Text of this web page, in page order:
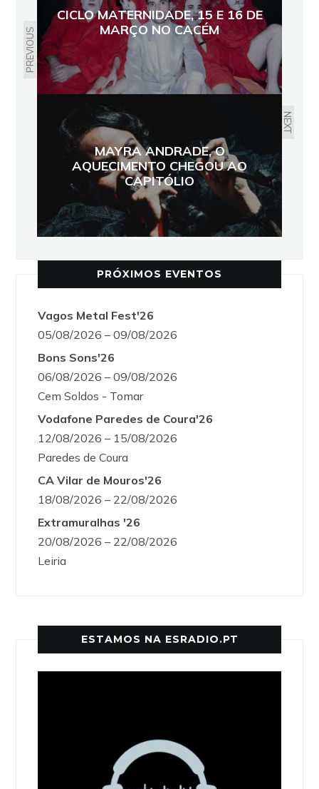
PREVIOUS
CICLO MATERNIDADE, 15 E 16 DE
MARÇO NO CACÉM
NEXT
MAYRA ANDRADE, O
AQUECIMENTO CHEGOU AO
CAPITÓLIO
PRÓXIMOS EVENTOS
Vagos Metal Fest'26
05/08/2026 – 09/08/2026
Bons Sons'26
06/08/2026 – 09/08/2026
Cem Soldos - Tomar
Vodafone Paredes de Coura'26
12/08/2026 – 15/08/2026
Paredes de Coura
CA Vilar de Mouros'26
18/08/2026 – 22/08/2026
Extramuralhas '26
20/08/2026 – 22/08/2026
Leiria
ESTAMOS NA ESRADIO.PT